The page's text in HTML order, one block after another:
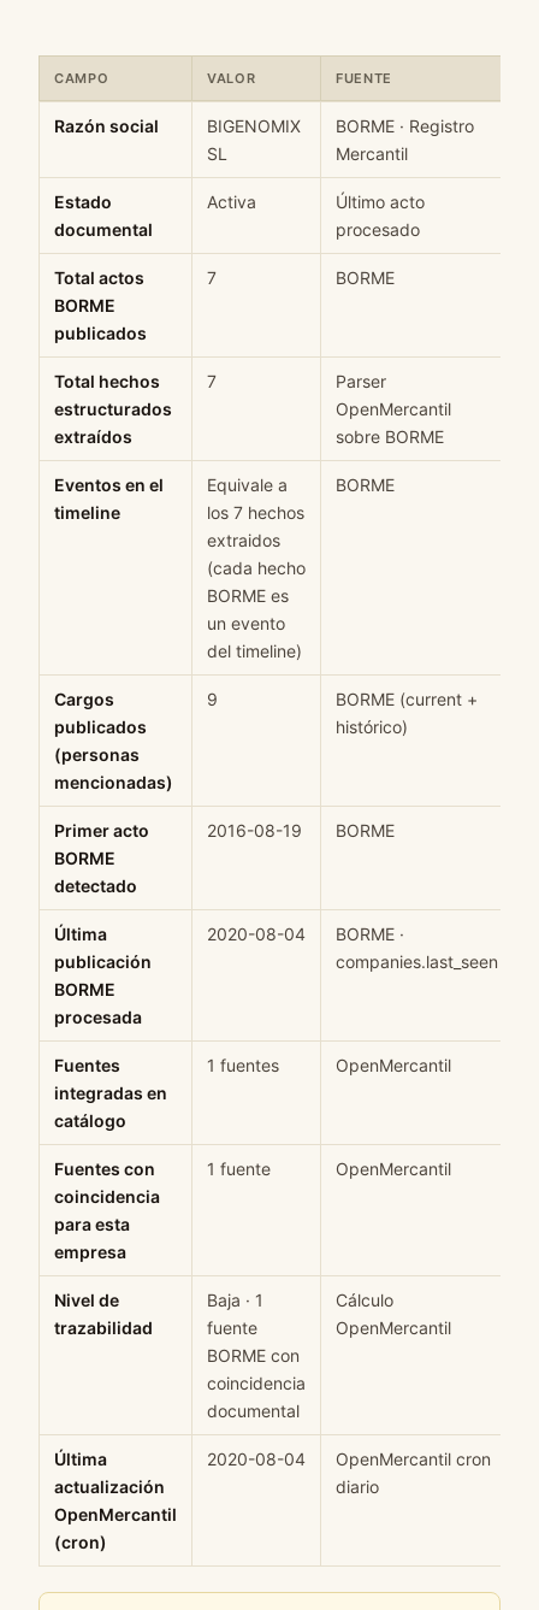
CAMPO VALOR FUENTE
Razón social
BIGENOMIX
SL
BORME · Registro
Mercantil
Estado
documental
Activa
Último acto
procesado
Total actos
BORME
publicados
7 BORME
Total hechos
estructurados
extraídos
7
Parser
OpenMercantil
sobre BORME
Eventos en el
timeline
Equivale a
los 7 hechos
extraidos
(cada hecho
BORME es
un evento
del timeline)
BORME
Cargos
publicados
(personas
mencionadas)
9
BORME (current +
histórico)
Primer acto
BORME
detectado
2016-08-19 BORME
Última
publicación
BORME
procesada
2020-08-04
BORME ·
companies.last_seen
Fuentes
integradas en
catálogo
1 fuentes OpenMercantil
Fuentes con
coincidencia
para esta
empresa
1 fuente OpenMercantil
Nivel de
trazabilidad
Baja · 1
fuente
BORME con
coincidencia
documental
Cálculo
OpenMercantil
Última
actualización
OpenMercantil
(cron)
2020-08-04
OpenMercantil cron
diario